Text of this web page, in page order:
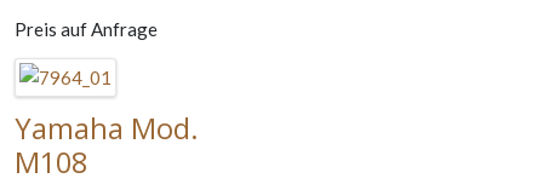
Preis auf Anfrage
Yamaha Mod.
M108